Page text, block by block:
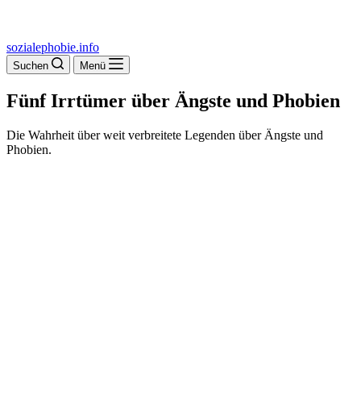
sozialephobie.info
Suchen Menü
Fünf Irrtümer über Ängste und Phobien
Die Wahrheit über weit verbreitete Legenden über Ängste und
Phobien.